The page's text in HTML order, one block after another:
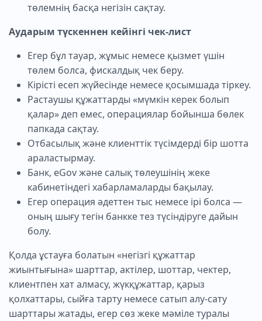
төлемнің басқа негізін сақтау.
Аударым түскеннен кейінгі чек-лист
Егер бұл тауар, жұмыс немесе қызмет үшін
төлем болса, фискалдық чек беру.
Кірісті есеп жүйесінде немесе қосымшада тіркеу.
Растаушы құжаттарды «мүмкін керек болып
қалар» деп емес, операциялар бойынша бөлек
папкада сақтау.
Отбасылық және клиенттік түсімдерді бір шотта
араластырмау.
Банк, eGov және салық төлеушінің жеке
кабинетіндегі хабарламаларды бақылау.
Егер операция әдеттен тыс немесе ірі болса —
оның шығу тегін банкке тез түсіндіруге дайын
болу.
Қолда ұстауға болатын «негізгі құжаттар
жиынтығына» шарттар, актілер, шоттар, чектер,
клиентпен хат алмасу, жүкқұжаттар, қарыз
қолхаттары, сыйға тарту немесе сатып алу-сату
шарттары жатады, егер сөз жеке мәміле туралы